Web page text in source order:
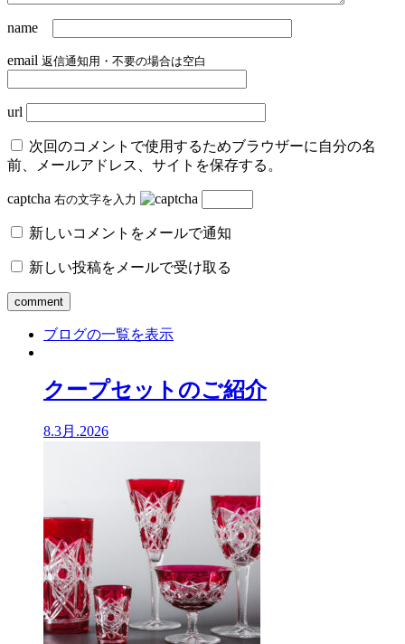
name
email 返信通知用・不要の場合は空白
url
次回のコメントで使用するためブラウザーに自分の名
前、メールアドレス、サイトを保存する。
captcha 右の文字を入力
新しいコメントをメールで通知
新しい投稿をメールで受け取る
ブログの一覧を表示
クープセットのご紹介
8.3月.2026